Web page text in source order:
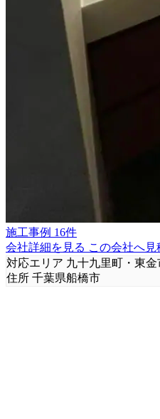
施工事例 16件
会社詳細を見る この会社へ見
対応エリア 九十九里町・東
住所 千葉県船橋市